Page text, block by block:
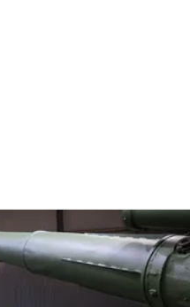
на щомісячну
від США: Зеленський